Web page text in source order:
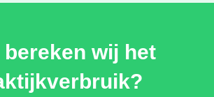
PAKKET MET STUURWIEL IN
ZWART
bereken wij het